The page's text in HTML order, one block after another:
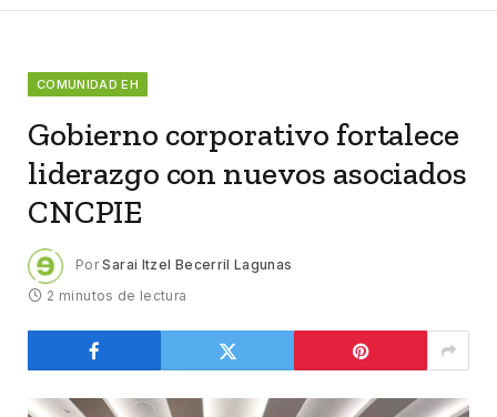
COMUNIDAD EH
Gobierno corporativo fortalece
liderazgo con nuevos asociados
CNCPIE
Por Sarai Itzel Becerril Lagunas
2 minutos de lectura